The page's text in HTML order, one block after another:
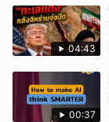
04:43
00:37